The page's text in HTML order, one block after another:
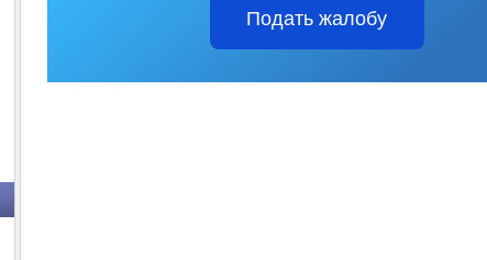
Подать жалобу